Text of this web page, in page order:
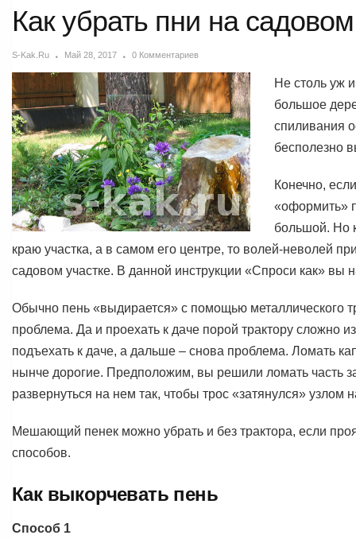
Как убрать пни на
S-Kak.ru Май 28, 2017 0 Комментариев
Не столь уж
большое
спиливания
бесполезно
Конечно,
«оформить»
большой. Но
краю участка, а в самом его центре, то волей-неволей
садовом участке. В данной инструкции «Спроси как» вы
Обычно пень «выдирается» с помощью металлического
проблема. Да и проехать к даче порой трактору сложно
подъехать к даче, а дальше – снова проблема. Ломать
нынче дорогие. Предположим, вы решили ломать часть
развернуться на нем так, чтобы трос «затянулся» узлом
Мешающий пенек можно убрать и без трактора, если
способов.
Как выкорчевать пень
Способ 1